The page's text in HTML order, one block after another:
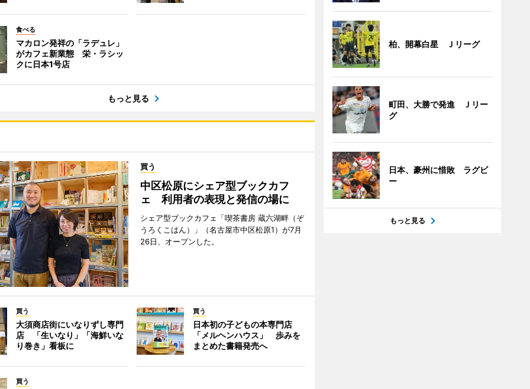
食べる
マカロン発祥の「ラデュレ」
がカフェ新業態 栄・ラシッ
クに日本1号店
もっと見る
買う
中区松原にシェア型ブックカフ
ェ 利用者の表現と発信の場に
シェア型ブックカフェ「喫茶書房 蔵六湖畔（ぞ
うろくこはん）」（名古屋市中区松原1）が7月
26日、オープンした。
買う
大須商店街にいなりずし専門
店 「生いなり」「海鮮いな
り巻き」看板に
買う
日本初の子どもの本専門店
「メルヘンハウス」 歩みを
まとめた書籍発売へ
買う
柏、開幕白星 Ｊリーグ
町田、大勝で発進 Ｊリー
グ
日本、豪州に惜敗 ラグビ
ー
もっと見る